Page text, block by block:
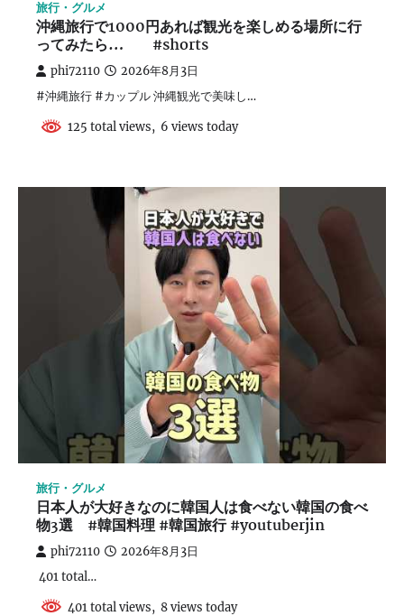
旅行・グルメ
沖縄旅行で1000円あれば観光を楽しめる場所に行
ってみたら… #shorts
phi72110 2026年8月3日
#沖縄旅行 #カップル 沖縄観光で美味し…
125 total views, 6 views today
旅行・グルメ
日本人が大好きなのに韓国人は食べない韓国の食べ
物3選 #韓国料理 #韓国旅行 #youtuberjin
phi72110 2026年8月3日
401 total…
401 total views, 8 views today